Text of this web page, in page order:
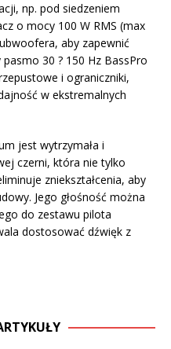
np. pod siedzeniem
o mocy 100 W RMS (max
aby zapewnić
30 ? 150 Hz BassPro
i ograniczniki,
w ekstremalnych
jest wytrzymała i
czerni, która nie tylko
zniekształcenia, aby
Jego głośność można
do zestawu pilota
dostosować dźwięk z